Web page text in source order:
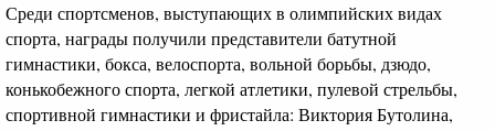
Среди спортсменов, выступающих в олимпийских видах
спорта, награды получили представители батутной
гимнастики, бокса, велоспорта, вольной борьбы, дзюдо,
конькобежного спорта, легкой атлетики, пулевой стрельбы,
спортивной гимнастики и фристайла: Виктория Бутолина,